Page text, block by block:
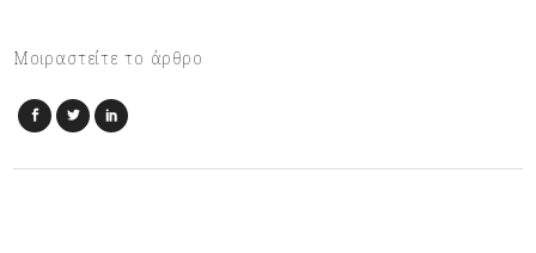
Μοιραστείτε το άρθρο